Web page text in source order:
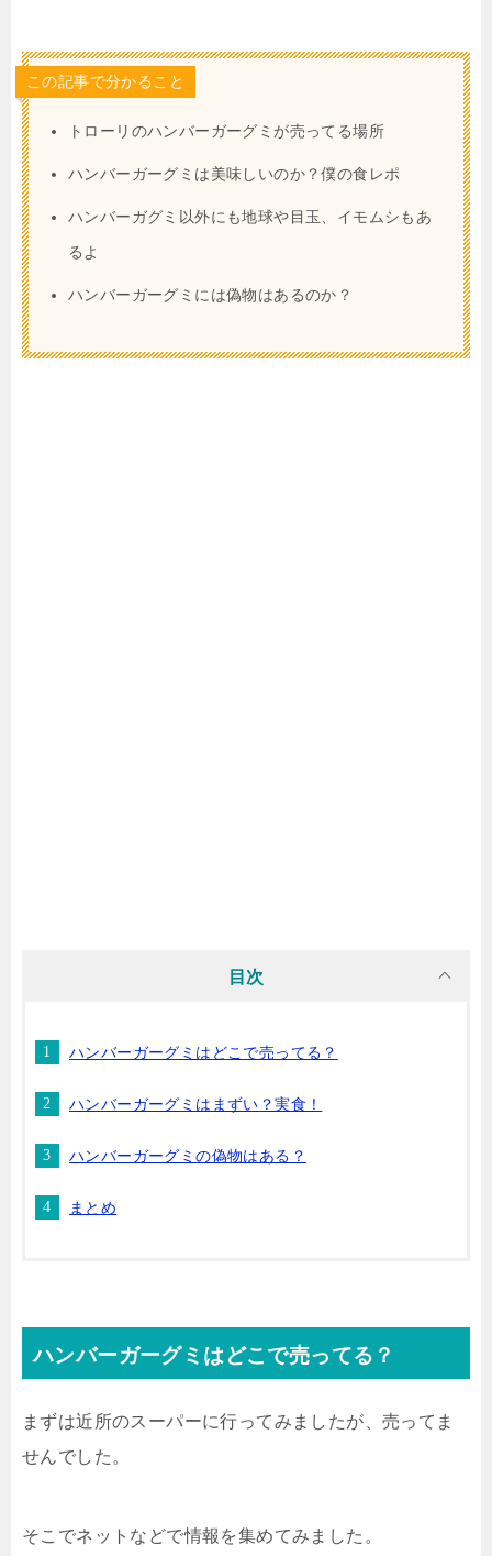
この記事で分かること
トローリのハンバーガーグミが売ってる場所
ハンバーガーグミは美味しいのか？僕の食レポ
ハンバーガグミ以外にも地球や目玉、イモムシもあ
るよ
ハンバーガーグミには偽物はあるのか？
目次
ハンバーガーグミはどこで売ってる？
ハンバーガーグミはまずい？実食！
ハンバーガーグミの偽物はある？
まとめ
ハンバーガーグミはどこで売ってる？
まずは近所のスーパーに行ってみましたが、売ってま
せんでした。
そこでネットなどで情報を集めてみました。